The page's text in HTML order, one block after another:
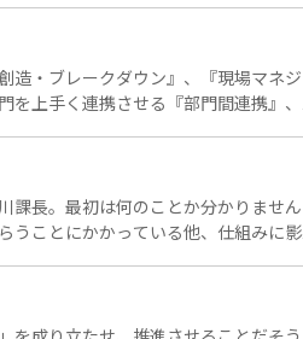
造・ブレークダウン』、『現場マネジ
上手く連携させる『部門間連携』、
ないからか、それをどのように改善す
て管理会計学が発達してきたのです。
課長。最初は何のことか分かりません
うことにかかっている他、仕組みに影
とが、マネジメント体制の再整備で